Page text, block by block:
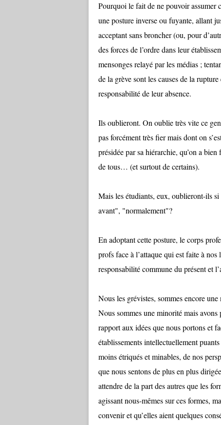
Pourquoi le fait de ne pouvoir assumer
une posture inverse ou fuyante, allant
acceptant sans broncher (ou, pour
des forces de l’ordre dans leur
mensonges relayé par les médias ;
de la grève sont les causes de la
responsabilité de leur absence.
Ils oublieront. On oublie très vite ce
pas forcément très fier mais dont on
présidée par sa hiérarchie, qu’on a
de tous… (et surtout de certains).
Mais les étudiants, eux, oublieront-ils
avant", "normalement"?
En adoptant cette posture, le corps
profs face à l’attaque qui est faite à
responsabilité commune du présent et
Nous les grévistes, sommes encore
Nous sommes une minorité mais
rapport aux idées que nous portons et
établissements intellectuellement
moins étriqués et minables, de nos
que nous sentons de plus en plus
attendre de la part des autres que les
agissant nous-mêmes sur ces formes,
convenir et qu’elles aient quelques